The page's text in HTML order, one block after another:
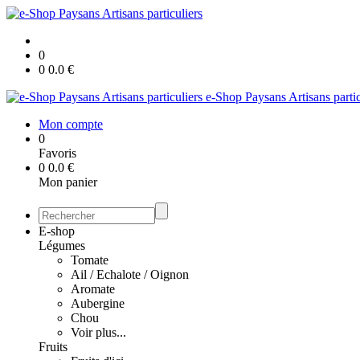
0
0 0.0 €
e-Shop Paysans Artisans
Mon compte
0
Favoris
0 0.0 €
Mon panier
E-shop
Légumes
Tomate
Ail / Echalote / Oignon
Aromate
Aubergine
Chou
Voir plus...
Fruits